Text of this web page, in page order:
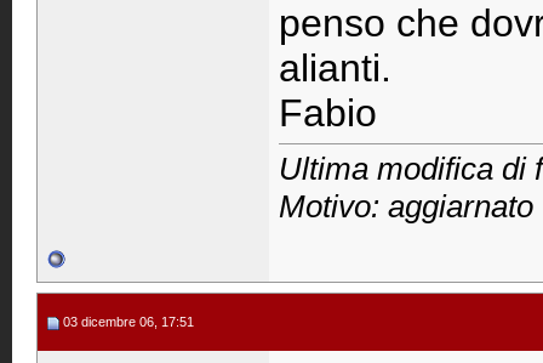
penso che
alianti.
Fabio
Ultima modifica di
Motivo: aggiarnato
03 dicembre 06, 17:51